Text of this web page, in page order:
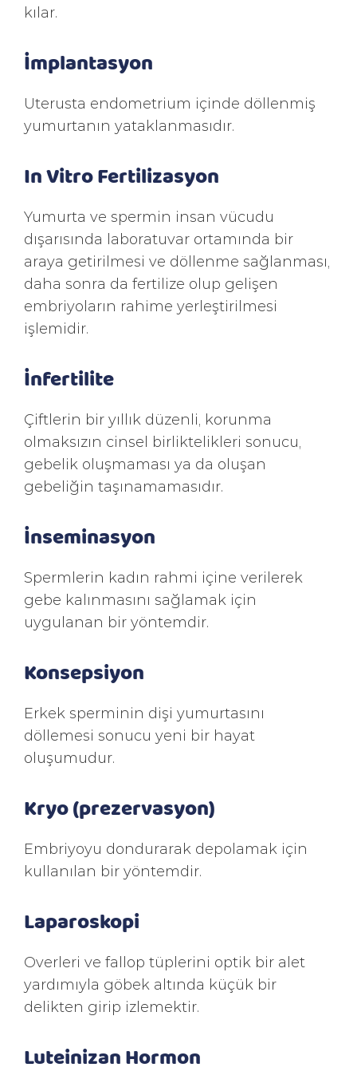
kılar.
İmplantasyon
Uterusta endometrium içinde döllenmiş
yumurtanın yataklanmasıdır.
In Vitro Fertilizasyon
Yumurta ve spermin insan vücudu
dışarısında laboratuvar ortamında bir
araya getirilmesi ve döllenme sağlanması,
daha sonra da fertilize olup gelişen
embriyoların rahime yerleştirilmesi
işlemidir.
İnfertilite
Çiftlerin bir yıllık düzenli, korunma
olmaksızın cinsel birliktelikleri sonucu,
gebelik oluşmaması ya da oluşan
gebeliğin taşınamamasıdır.
İnseminasyon
Spermlerin kadın rahmi içine verilerek
gebe kalınmasını sağlamak için
uygulanan bir yöntemdir.
Konsepsiyon
Erkek sperminin dişi yumurtasını
döllemesi sonucu yeni bir hayat
oluşumudur.
Kryo (prezervasyon)
Embriyoyu dondurarak depolamak için
kullanılan bir yöntemdir.
Laparoskopi
Overleri ve fallop tüplerini optik bir alet
yardımıyla göbek altında küçük bir
delikten girip izlemektir.
Luteinizan Hormon